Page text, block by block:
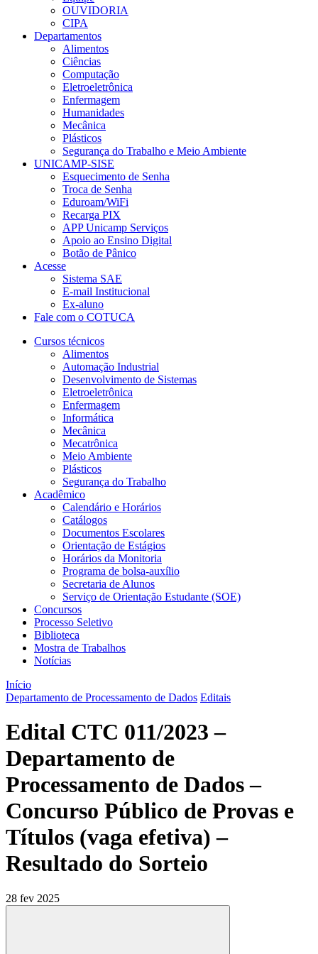
OUVIDORIA
CIPA
Departamentos
Alimentos
Ciências
Computação
Eletroeletrônica
Enfermagem
Humanidades
Mecânica
Plásticos
Segurança do Trabalho e Meio Ambiente
UNICAMP-SISE
Esquecimento de Senha
Troca de Senha
Eduroam/WiFi
Recarga PIX
APP Unicamp Serviços
Apoio ao Ensino Digital
Botão de Pânico
Acesse
Sistema SAE
E-mail Institucional
Ex-aluno
Fale com o COTUCA
Cursos técnicos
Alimentos
Automação Industrial
Desenvolvimento de Sistemas
Eletroeletrônica
Enfermagem
Informática
Mecânica
Mecatrônica
Meio Ambiente
Plásticos
Segurança do Trabalho
Acadêmico
Calendário e Horários
Catálogos
Documentos Escolares
Orientação de Estágios
Horários da Monitoria
Programa de bolsa-auxílio
Secretaria de Alunos
Serviço de Orientação Estudante (SOE)
Concursos
Processo Seletivo
Biblioteca
Mostra de Trabalhos
Notícias
Início
Departamento de Processamento de Dados Editais
Edital CTC 011/2023 –
Departamento de
Processamento de Dados –
Concurso Público de Provas e
Títulos (vaga efetiva) –
Resultado do Sorteio
28 fev 2025